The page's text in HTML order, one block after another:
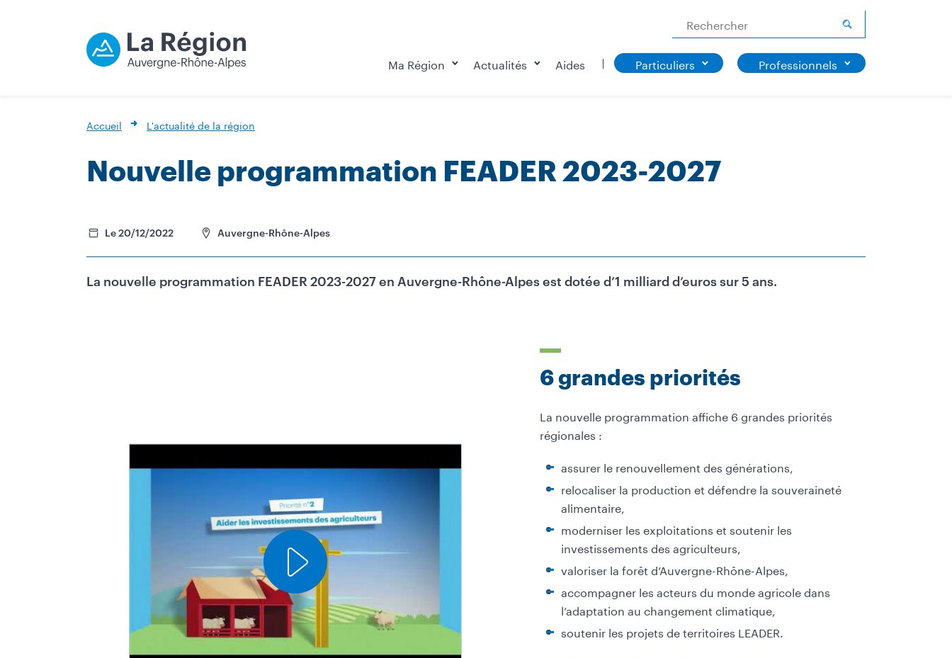
Rechercher
Ma Région Actualités Aides Particuliers Professionnels
Accueil L'actualité de la région
Nouvelle programmation FEADER 2023-2027
Le 20/12/2022 Auvergne-Rhône-Alpes
La nouvelle programmation FEADER 2023-2027 en Auvergne-Rhône-Alpes est dotée d’1 milliard d’euros sur 5 ans.
6 grandes priorités
La nouvelle programmation affiche 6 grandes priorités
régionales :
assurer le renouvellement des générations,
relocaliser la production et défendre la souveraineté
alimentaire,
moderniser les exploitations et soutenir les
investissements des agriculteurs,
valoriser la forêt d’Auvergne-Rhône-Alpes,
accompagner les acteurs du monde agricole dans
l’adaptation au changement climatique,
soutenir les projets de territoires LEADER.